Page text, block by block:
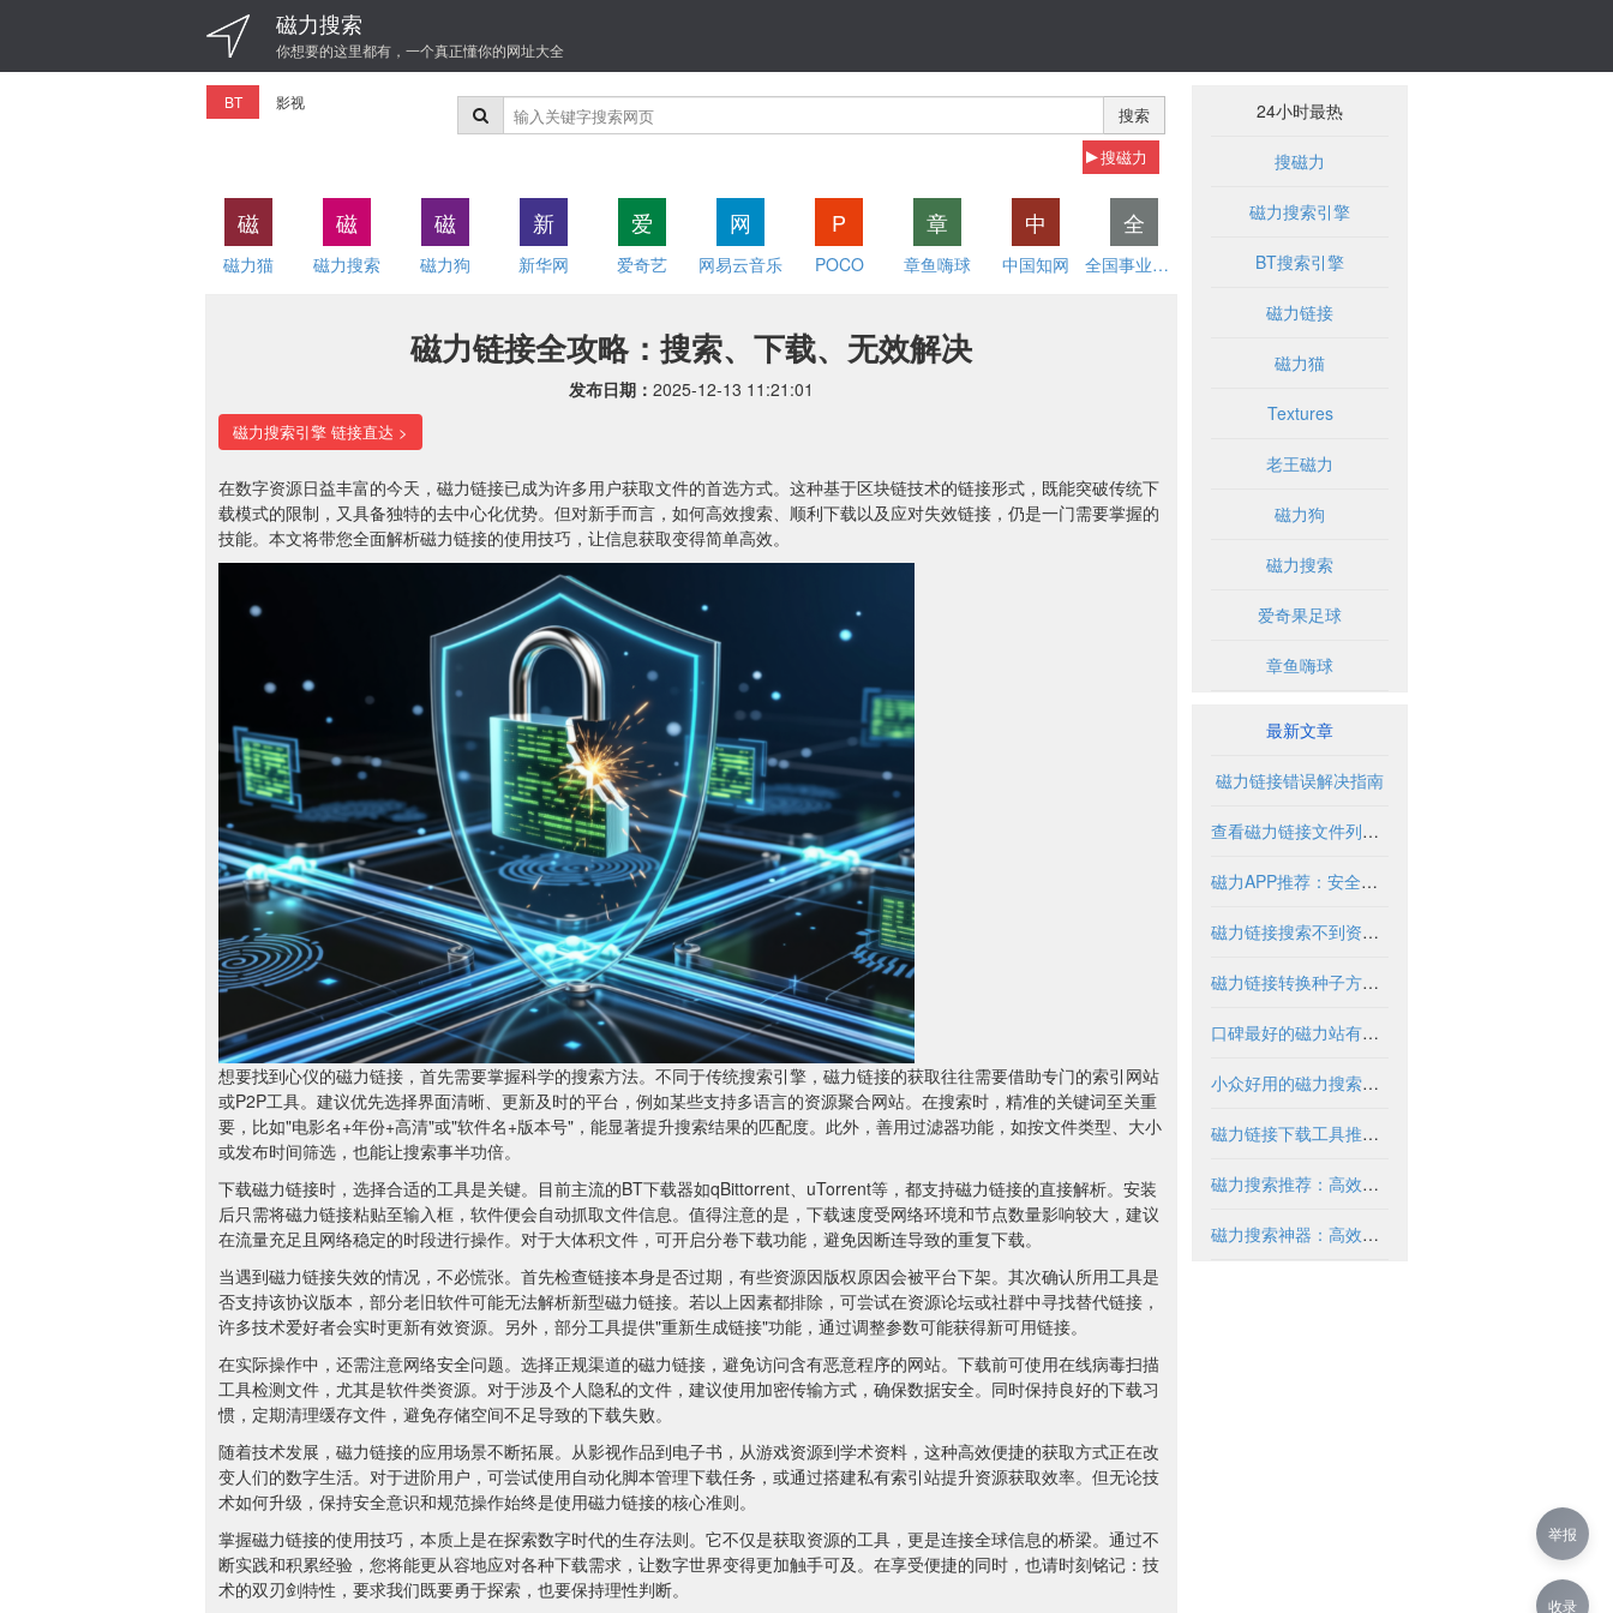
磁力搜索
你想要的这里都有，一个真正懂你的网址大全
BT 影视
搜索
搜磁力
磁
磁力猫
磁
磁力搜索
磁
磁力狗
新
新华网
爱
爱奇艺
网
网易云音乐
P
POCO
章
章鱼嗨球
中
中国知网
全
全国事业单位招聘网
磁力链接全攻略：搜索、下载、无效解决
发布日期： 2025-12-13 11:21:01
磁力搜索引擎 链接直达 >
在数字资源日益丰富的今天，磁力链接已成为许多用户获取文件的首选方式。这种基于区块链技术的链接形式，既能突破传统下
载模式的限制，又具备独特的去中心化优势。但对新手而言，如何高效搜索、顺利下载以及应对失效链接，仍是一门需要掌握的
技能。本文将带您全面解析磁力链接的使用技巧，让信息获取变得简单高效。
想要找到心仪的磁力链接，首先需要掌握科学的搜索方法。不同于传统搜索引擎，磁力链接的获取往往需要借助专门的索引网站
或P2P工具。建议优先选择界面清晰、更新及时的平台，例如某些支持多语言的资源聚合网站。在搜索时，精准的关键词至关重
要，比如"电影名+年份+高清"或"软件名+版本号"，能显著提升搜索结果的匹配度。此外，善用过滤器功能，如按文件类型、大小
或发布时间筛选，也能让搜索事半功倍。
下载磁力链接时，选择合适的工具是关键。目前主流的BT下载器如qBittorrent、uTorrent等，都支持磁力链接的直接解析。安装
后只需将磁力链接粘贴至输入框，软件便会自动抓取文件信息。值得注意的是，下载速度受网络环境和节点数量影响较大，建议
在流量充足且网络稳定的时段进行操作。对于大体积文件，可开启分卷下载功能，避免因断连导致的重复下载。
当遇到磁力链接失效的情况，不必慌张。首先检查链接本身是否过期，有些资源因版权原因会被平台下架。其次确认所用工具是
否支持该协议版本，部分老旧软件可能无法解析新型磁力链接。若以上因素都排除，可尝试在资源论坛或社群中寻找替代链接，
许多技术爱好者会实时更新有效资源。另外，部分工具提供"重新生成链接"功能，通过调整参数可能获得新可用链接。
在实际操作中，还需注意网络安全问题。选择正规渠道的磁力链接，避免访问含有恶意程序的网站。下载前可使用在线病毒扫描
工具检测文件，尤其是软件类资源。对于涉及个人隐私的文件，建议使用加密传输方式，确保数据安全。同时保持良好的下载习
惯，定期清理缓存文件，避免存储空间不足导致的下载失败。
随着技术发展，磁力链接的应用场景不断拓展。从影视作品到电子书，从游戏资源到学术资料，这种高效便捷的获取方式正在改
变人们的数字生活。对于进阶用户，可尝试使用自动化脚本管理下载任务，或通过搭建私有索引站提升资源获取效率。但无论技
术如何升级，保持安全意识和规范操作始终是使用磁力链接的核心准则。
掌握磁力链接的使用技巧，本质上是在探索数字时代的生存法则。它不仅是获取资源的工具，更是连接全球信息的桥梁。通过不
断实践和积累经验，您将能更从容地应对各种下载需求，让数字世界变得更加触手可及。在享受便捷的同时，也请时刻铭记：技
术的双刃剑特性，要求我们既要勇于探索，也要保持理性判断。
24小时最热
搜磁力
磁力搜索引擎
BT搜索引擎
磁力链接
磁力猫
Textures
老王磁力
磁力狗
磁力搜索
爱奇果足球
章鱼嗨球
最新文章
磁力链接错误解决指南
查看磁力链接文件列表的实用方法与工具
磁力APP推荐：安全使用指南与优质资源盘点
磁力链接搜索不到资源怎么办？
磁力链接转换种子方法与工具解析
口碑最好的磁力站有哪些推荐？2024年全面解析
小众好用的磁力搜索推荐与解析
磁力链接下载工具推荐与使用指南
磁力搜索推荐：高效获取资源的实用指南
磁力搜索神器：高效获取资源的必备工具
举报
收录